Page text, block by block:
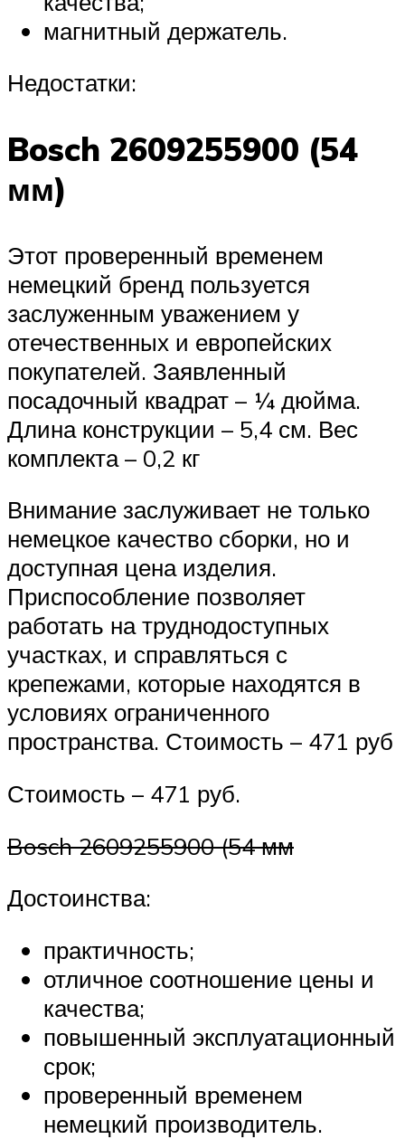
магнитный держатель.
Недостатки:
Bosch 2609255900 (54
мм)
Этот проверенный временем
немецкий бренд пользуется
заслуженным уважением у
отечественных и европейских
покупателей. Заявленный
посадочный квадрат – ¼ дюйма.
Длина конструкции – 5,4 см. Вес
комплекта – 0,2 кг
Внимание заслуживает не только
немецкое качество сборки, но и
доступная цена изделия.
Приспособление позволяет
работать на труднодоступных
участках, и справляться с
крепежами, которые находятся в
условиях ограниченного
пространства. Стоимость – 471 руб
Стоимость – 471 руб.
Bosch 2609255900 (54 мм
Достоинства:
практичность;
отличное соотношение цены и
качества;
повышенный эксплуатационный
срок;
проверенный временем
немецкий производитель.